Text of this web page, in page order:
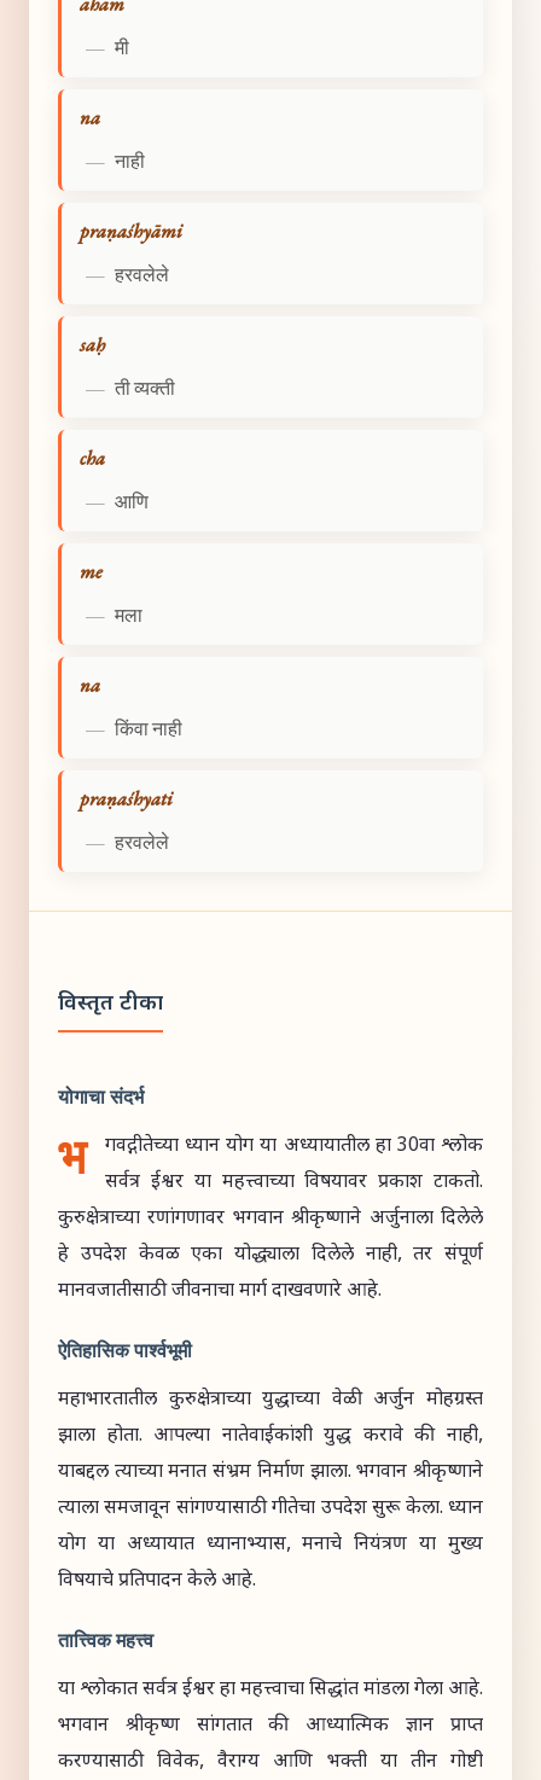
— मी
na
— नाही
praṇaśhyāmi
— हरवलेले
saḥ
— ती व्यक्ती
cha
— आणि
me
— मला
na
— किंवा नाही
praṇaśhyati
— हरवलेले
विस्तृत टीका
योगाचा संदर्भ
भ
गवद्गीतेच्या ध्यान योग या अध्यायातील हा 30वा श्लोक
सर्वत्र ईश्वर या महत्त्वाच्या विषयावर प्रकाश टाकतो.
कुरुक्षेत्राच्या रणांगणावर भगवान श्रीकृष्णाने अर्जुनाला दिलेले
हे उपदेश केवळ एका योद्ध्याला दिलेले नाही, तर संपूर्ण
मानवजातीसाठी जीवनाचा मार्ग दाखवणारे आहे.
ऐतिहासिक पार्श्वभूमी
महाभारतातील कुरुक्षेत्राच्या युद्धाच्या वेळी अर्जुन मोहग्रस्त
झाला होता. आपल्या नातेवाईकांशी युद्ध करावे की नाही,
याबद्दल त्याच्या मनात संभ्रम निर्माण झाला. भगवान श्रीकृष्णाने
त्याला समजावून सांगण्यासाठी गीतेचा उपदेश सुरू केला. ध्यान
योग या अध्यायात ध्यानाभ्यास, मनाचे नियंत्रण या मुख्य
विषयाचे प्रतिपादन केले आहे.
तात्त्विक महत्त्व
या श्लोकात सर्वत्र ईश्वर हा महत्त्वाचा सिद्धांत मांडला गेला आहे.
भगवान श्रीकृष्ण सांगतात की आध्यात्मिक ज्ञान प्राप्त
करण्यासाठी विवेक, वैराग्य आणि भक्ती या तीन गोष्टी